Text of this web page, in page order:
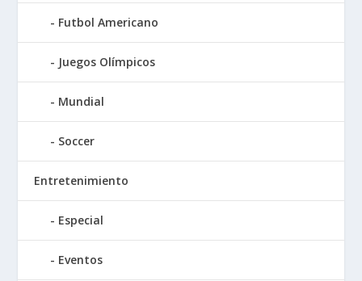
Futbol Americano
Juegos Olímpicos
Mundial
Soccer
Entretenimiento
Especial
Eventos